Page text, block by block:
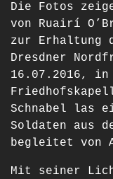
Die Fotos
von Ruairí
zur Erhaltung
Dresdner
16.07.2016,
Schnabel las
Soldaten aus
begleitet von
Mit seiner